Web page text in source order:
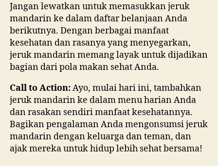
Jangan lewatkan untuk memasukkan jeruk
mandarin ke dalam daftar belanjaan Anda
berikutnya. Dengan berbagai manfaat
kesehatan dan rasanya yang menyegarkan,
jeruk mandarin memang layak untuk dijadikan
bagian dari pola makan sehat Anda.
Call to Action:Ayo, mulai hari ini, tambahkan
jeruk mandarin ke dalam menu harian Anda
dan rasakan sendiri manfaat kesehatannya.
Bagikan pengalaman Anda mengonsumsi jeruk
mandarin dengan keluarga dan teman, dan
ajak mereka untuk hidup lebih sehat bersama!